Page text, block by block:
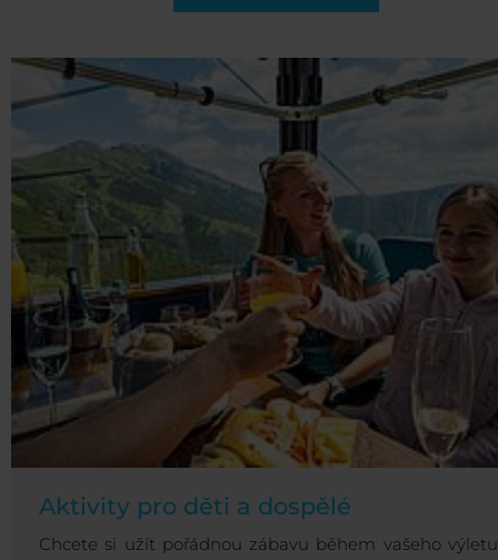
Aktivity pro děti a dospělé
Chcete si užít pořádnou zábavu během vašeho